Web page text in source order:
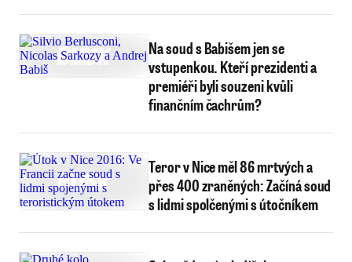
Na soud s Babišem jen se
vstupenkou. Kteří prezidenti a
premiéři byli souzeni kvůli
finančním čachrům?
Teror v Nice měl 86 mrtvých a
přes 400 zraněných: Začíná soud
s lidmi spolčenými s útočníkem